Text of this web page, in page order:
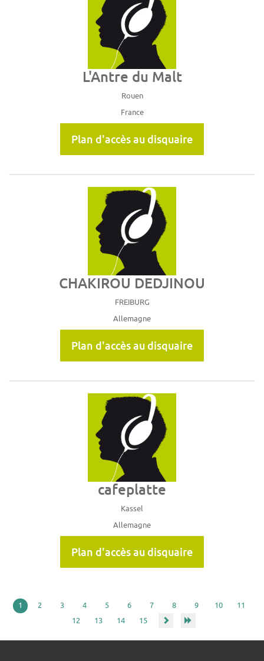
L'Antre du Malt
Rouen
France
Plan d'accès au disquaire
CHAKIROU DEDJINOU
FREIBURG
Allemagne
Plan d'accès au disquaire
cafeplatte
Kassel
Allemagne
Plan d'accès au disquaire
1 2 3 4 5 6 7 8 9 10
11
12
13 14 15